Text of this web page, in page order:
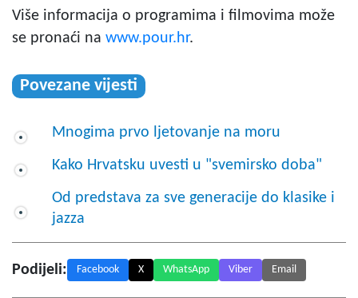
Više informacija o programima i filmovima može
se pronaći na www.pour.hr.
Povezane vijesti
Mnogima prvo ljetovanje na moru
Kako Hrvatsku uvesti u "svemirsko doba"
Od predstava za sve generacije do klasike i
jazza
Podijeli: Facebook X WhatsApp Viber Email